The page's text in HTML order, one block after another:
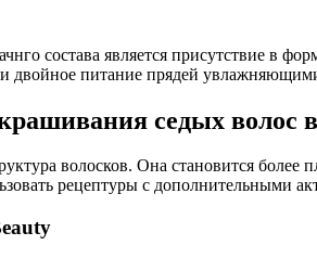
состава является присутствие в
и двойное питание прядей
седых волос
волосков. Она становится более
рецептуры с дополнительными